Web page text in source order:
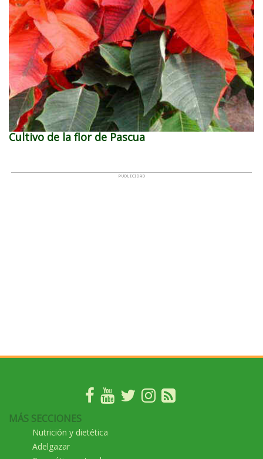
Cultivo de la flor de Pascua
MÁS SECCIONES
Nutrición y dietética
Adelgazar